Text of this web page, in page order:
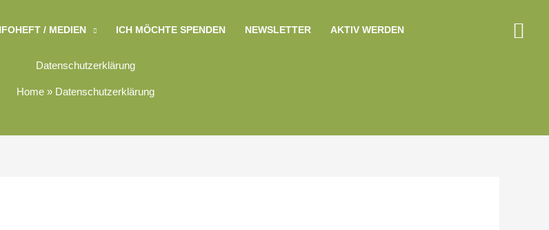
/ MEDIEN ICH MÖCHTE SPENDEN NEWSLETTER AKTIV WERDEN
Datenschutzerklärung
Home » Datenschutzerklärung